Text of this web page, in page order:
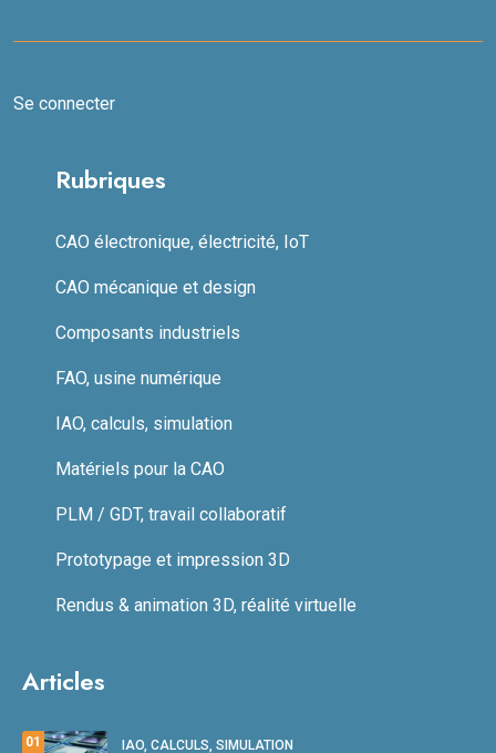
Se connecter
Rubriques
CAO électronique, électricité, IoT
CAO mécanique et design
Composants industriels
FAO, usine numérique
IAO, calculs, simulation
Matériels pour la CAO
PLM / GDT, travail collaboratif
Prototypage et impression 3D
Rendus & animation 3D, réalité virtuelle
Articles
01 IAO, CALCULS, SIMULATION